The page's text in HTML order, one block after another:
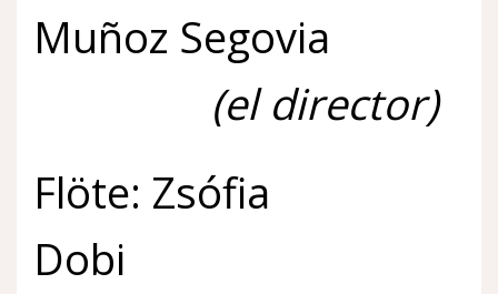
Muñoz Segovia
(el director)
Flöte: Zsófia